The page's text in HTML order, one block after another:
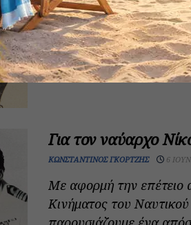
ΓΙΏΡΓΟΣ ΣΠΟΡΊΔΗΣ 30 ΙΟΥΝΊΟΥ
Το αφήγημα που
Γιώργου Σπορίδη
χρονογραφημάτων, που
Για τον ναύαρχο
ΚΩΝΣΤΑΝΤΊΝΟΣ ΓΚΟΡΤΖΉΣ 6
Με αφορμή την επέτειο
Κινήματος του